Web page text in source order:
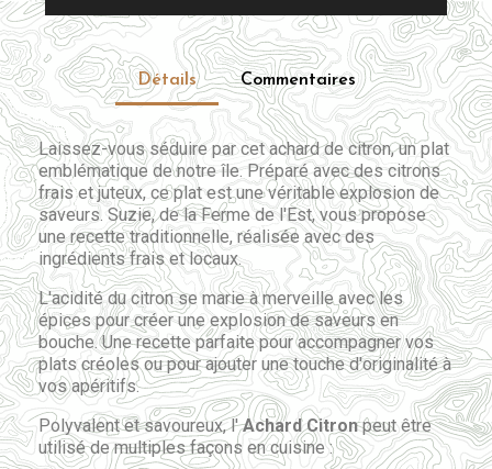
Détails Commentaires
Laissez-vous séduire par cet achard de citron, un plat
emblématique de notre île. Préparé avec des citrons
frais et juteux, ce plat est une véritable explosion de
saveurs. Suzie, de la Ferme de l'Est, vous propose
une recette traditionnelle, réalisée avec des
ingrédients frais et locaux.
L'acidité du citron se marie à merveille avec les
épices pour créer une explosion de saveurs en
bouche. Une recette parfaite pour accompagner vos
plats créoles ou pour ajouter une touche d'originalité à
vos apéritifs.
Polyvalent et savoureux, l'Achard Citronpeut être
utilisé de multiples façons en cuisine :